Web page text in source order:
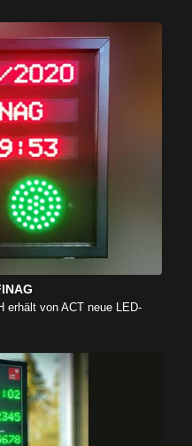
erhält von ACT neue LED-